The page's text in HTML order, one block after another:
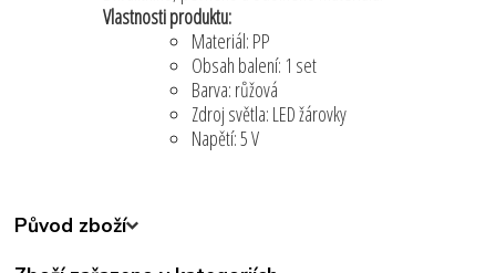
Vlastnosti produktu:
Materiál: PP
Obsah balení: 1 set
Barva: růžová
Zdroj světla: LED žárovky
Napětí: 5 V
Původ zboží